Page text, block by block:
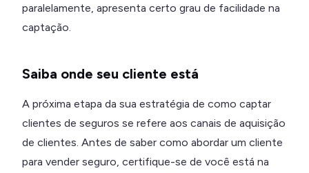
paralelamente, apresenta certo grau de facilidade na
captação.
Saiba onde seu cliente está
A próxima etapa da sua estratégia de como captar
clientes de seguros se refere aos canais de aquisição
de clientes. Antes de saber como abordar um cliente
para vender seguro, certifique-se de você está na